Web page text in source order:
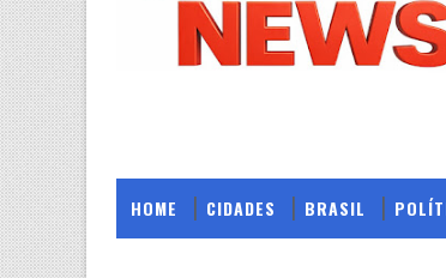
HOME CIDADES BRASIL